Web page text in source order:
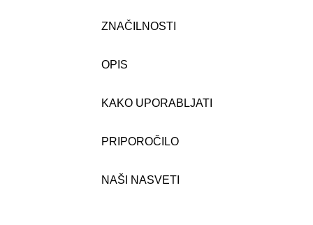
ZNAČILNOSTI
OPIS
KAKO UPORABLJATI
PRIPOROČILO
NAŠI NASVETI